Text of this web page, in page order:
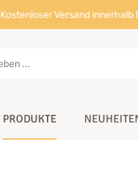
Kostenloser Versand
PRODUKTE